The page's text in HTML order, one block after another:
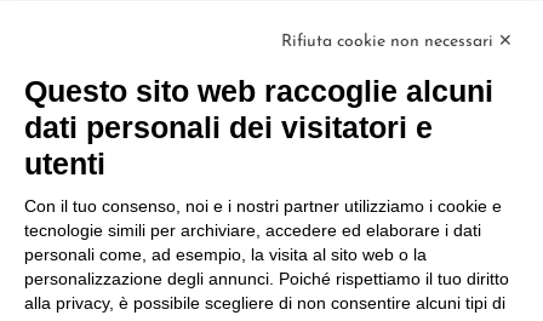
Scopri di più
News
Le attività
Rifiuta cookie non necessari ✕
Questo sito web raccoglie alcuni
dati personali dei visitatori e
utenti
Con il tuo consenso, noi e i nostri partner utilizziamo i cookie e
tecnologie simili per archiviare, accedere ed elaborare i dati
personali come, ad esempio, la visita al sito web o la
personalizzazione degli annunci. Poiché rispettiamo il tuo diritto
alla privacy, è possibile scegliere di non consentire alcuni tipi di